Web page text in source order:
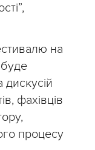
на
буде
дискусій
фахівців
процесу